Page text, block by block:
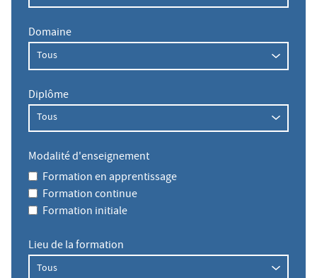
Domaine
Diplôme
Modalité d'enseignement
Formation en apprentissage
Formation continue
Formation initiale
Lieu de la formation